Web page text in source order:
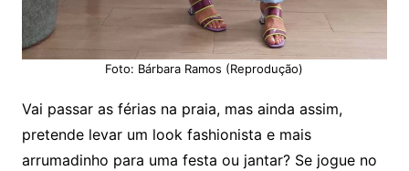
Foto: Bárbara Ramos (Reprodução)
Vai passar as férias na praia, mas ainda assim,
pretende levar um look fashionista e mais
arrumadinho para uma festa ou jantar? Se jogue no